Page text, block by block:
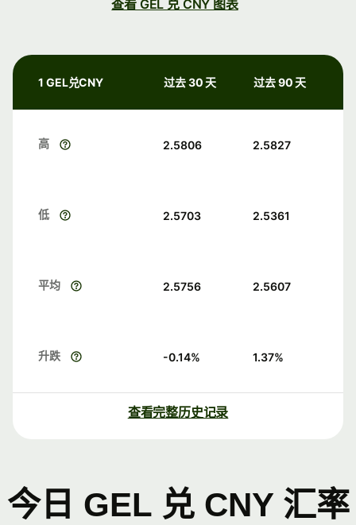
查看 GEL 兑 CNY 图表
1 GEL兑CNY 过去 30 天 过去 90 天
高 2.5806 2.5827
低 2.5703 2.5361
平均 2.5756 2.5607
升跌 -0.14% 1.37%
查看完整历史记录
今日 GEL 兑 CNY 汇率